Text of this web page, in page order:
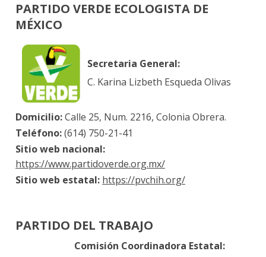
PARTIDO VERDE ECOLOGISTA DE
MÉXICO
Secretaria General:
C. Karina Lizbeth Esqueda Olivas
Domicilio:Calle 25, Num. 2216, Colonia Obrera.
Teléfono:(614) 750-21-41
Sitio web nacional:
https://www.partidoverde.org.mx/
Sitio web estatal: https://pvchih.org/
PARTIDO DEL TRABAJO
Comisión Coordinadora Estatal: